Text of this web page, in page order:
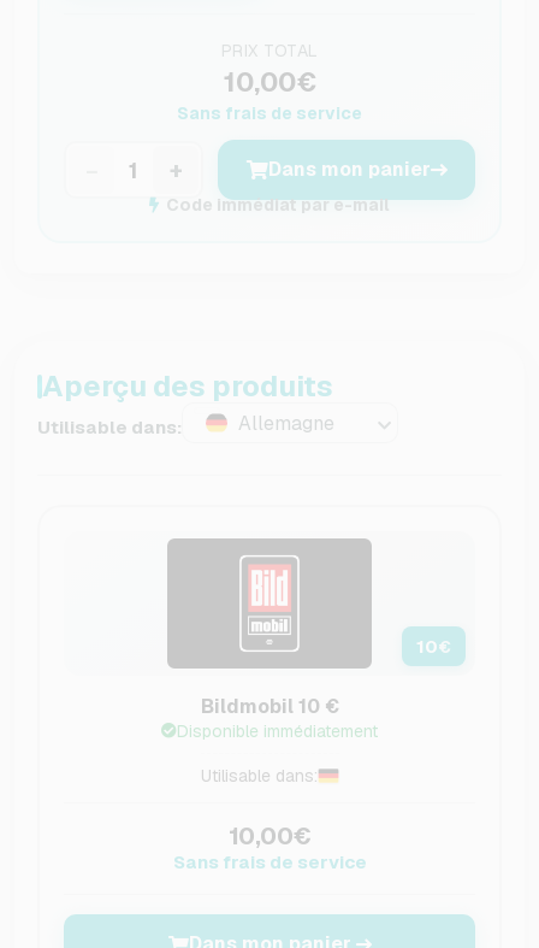
PRIX TOTAL
10,00€
Sans frais de service
+ Dans mon panier
Code immédiat par e-mail
Aperçu des produits
Utilisable dans: Allemagne
10€
Bildmobil 10 €
Disponible immédiatement
Utilisable dans:
10,00€
Sans frais de service